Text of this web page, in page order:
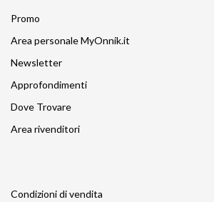
Promo
Area personale MyOnnik.it
Newsletter
Approfondimenti
Dove Trovare
Area rivenditori
Condizioni di vendita